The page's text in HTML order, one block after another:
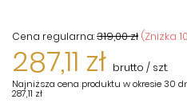
Cena regularna:319,00 zł (Zniżka 10
287,11 zł brutto / szt.
Najniższa cena produktu w okresie 30
287,11 zł